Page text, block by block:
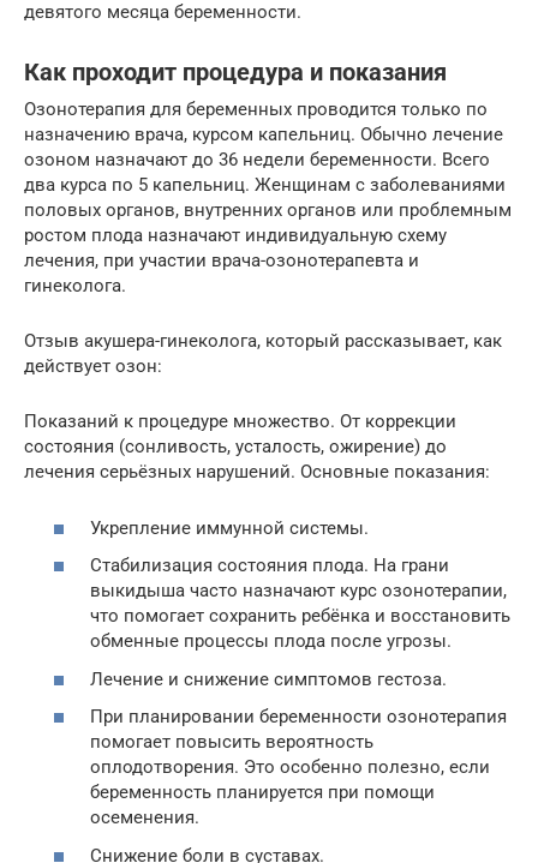
девятого месяца беременности.
Как проходит процедура и показания
Озонотерапия для беременных проводится только по
назначению врача, курсом капельниц. Обычно лечение
озоном назначают до 36 недели беременности. Всего
два курса по 5 капельниц. Женщинам с заболеваниями
половых органов, внутренних органов или проблемным
ростом плода назначают индивидуальную схему
лечения, при участии врача-озонотерапевта и
гинеколога.
Отзыв акушера-гинеколога, который рассказывает, как
действует озон:
Показаний к процедуре множество. От коррекции
состояния (сонливость, усталость, ожирение) до
лечения серьёзных нарушений. Основные показания:
Укрепление иммунной системы.
Стабилизация состояния плода. На грани
выкидыша часто назначают курс озонотерапии,
что помогает сохранить ребёнка и восстановить
обменные процессы плода после угрозы.
Лечение и снижение симптомов гестоза.
При планировании беременности озонотерапия
помогает повысить вероятность
оплодотворения. Это особенно полезно, если
беременность планируется при помощи
осеменения.
Снижение боли в суставах.